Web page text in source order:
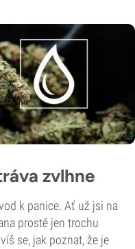
zvlhne
k panice. Ať už jsi na
prostě jen trochu
se, jak poznat, že je